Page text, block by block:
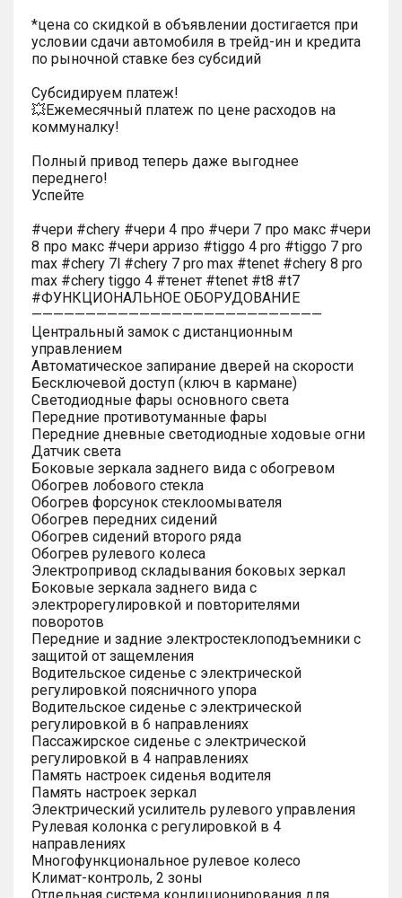
*цена со скидкой в объявлении достигается при
условии сдачи автомобиля в трейд-ин и кредита
по рыночной ставке без субсидий
Субсидируем платеж!
💥Ежемесячный платеж по цене расходов на
коммуналку!
Полный привод теперь даже выгоднее
переднего!
Успейте
#чери #chery #чери 4 про #чери 7 про макс #чери
8 про макс #чери арризо #tiggo 4 pro #tiggo 7 pro
max #chery 7l #chery 7 pro max #tenet #chery 8 pro
max #chery tiggo 4 #тенет #tenet #t8 #t7
#ФУНКЦИОНАЛЬНОЕ ОБОРУДОВАНИЕ
———————————————————————————
Центральный замок с дистанционным
управлением
Автоматическое запирание дверей на скорости
Бесключевой доступ (ключ в кармане)
Светодиодные фары основного света
Передние противотуманные фары
Передние дневные светодиодные ходовые огни
Датчик света
Боковые зеркала заднего вида с обогревом
Обогрев лобового стекла
Обогрев форсунок стеклоомывателя
Обогрев передних сидений
Обогрев сидений второго ряда
Обогрев рулевого колеса
Электропривод складывания боковых зеркал
Боковые зеркала заднего вида с
электрорегулировкой и повторителями
поворотов
Передние и задние электростеклоподъемники с
защитой от защемления
Водительское сиденье с электрической
регулировкой поясничного упора
Водительское сиденье с электрической
регулировкой в 6 направлениях
Пассажирское сиденье с электрической
регулировкой в 4 направлениях
Память настроек сиденья водителя
Память настроек зеркал
Электрический усилитель рулевого управления
Рулевая колонка с регулировкой в 4
направлениях
Многофункциональное рулевое колесо
Климат-контроль, 2 зоны
Отдельная система кондиционирования для